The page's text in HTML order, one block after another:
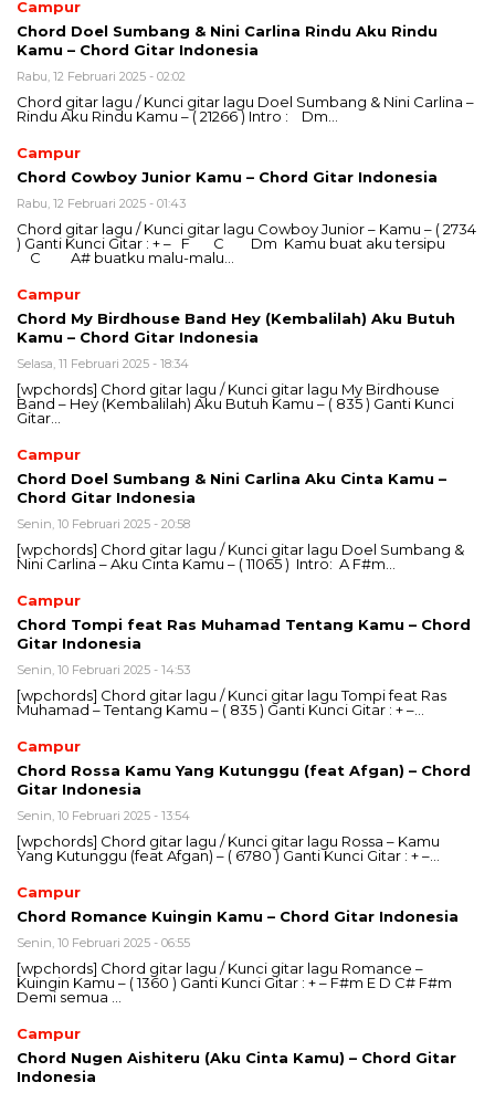
Campur
Chord Doel Sumbang & Nini Carlina Rindu Aku Rindu
Kamu – Chord Gitar Indonesia
Rabu, 12 Februari 2025 - 02:02
Chord gitar lagu / Kunci gitar lagu Doel Sumbang & Nini Carlina –
Rindu Aku Rindu Kamu – ( 21266 ) Intro : Dm…
Campur
Chord Cowboy Junior Kamu – Chord Gitar Indonesia
Rabu, 12 Februari 2025 - 01:43
Chord gitar lagu / Kunci gitar lagu Cowboy Junior – Kamu – ( 2734
) Ganti Kunci Gitar : + – F C Dm Kamu buat aku tersipu
C A# buatku malu-malu…
Campur
Chord My Birdhouse Band Hey (Kembalilah) Aku Butuh
Kamu – Chord Gitar Indonesia
Selasa, 11 Februari 2025 - 18:34
[wpchords] Chord gitar lagu / Kunci gitar lagu My Birdhouse
Band – Hey (Kembalilah) Aku Butuh Kamu – ( 835 ) Ganti Kunci
Gitar…
Campur
Chord Doel Sumbang & Nini Carlina Aku Cinta Kamu –
Chord Gitar Indonesia
Senin, 10 Februari 2025 - 20:58
[wpchords] Chord gitar lagu / Kunci gitar lagu Doel Sumbang &
Nini Carlina – Aku Cinta Kamu – ( 11065 ) Intro: A F#m…
Campur
Chord Tompi feat Ras Muhamad Tentang Kamu – Chord
Gitar Indonesia
Senin, 10 Februari 2025 - 14:53
[wpchords] Chord gitar lagu / Kunci gitar lagu Tompi feat Ras
Muhamad – Tentang Kamu – ( 835 ) Ganti Kunci Gitar : + –…
Campur
Chord Rossa Kamu Yang Kutunggu (feat Afgan) – Chord
Gitar Indonesia
Senin, 10 Februari 2025 - 13:54
[wpchords] Chord gitar lagu / Kunci gitar lagu Rossa – Kamu
Yang Kutunggu (feat Afgan) – ( 6780 ) Ganti Kunci Gitar : + –…
Campur
Chord Romance Kuingin Kamu – Chord Gitar Indonesia
Senin, 10 Februari 2025 - 06:55
[wpchords] Chord gitar lagu / Kunci gitar lagu Romance –
Kuingin Kamu – ( 1360 ) Ganti Kunci Gitar : + – F#m E D C# F#m
Demi semua …
Campur
Chord Nugen Aishiteru (Aku Cinta Kamu) – Chord Gitar
Indonesia